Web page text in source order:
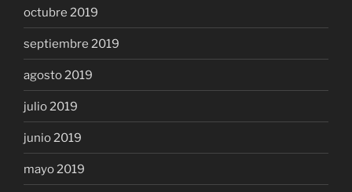
octubre 2019
septiembre 2019
agosto 2019
julio 2019
junio 2019
mayo 2019